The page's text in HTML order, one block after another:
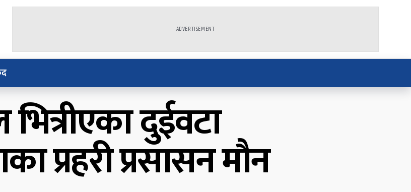
ADVERTISEMENT
दुईवटा
प्रहरी प्रसासन मौन